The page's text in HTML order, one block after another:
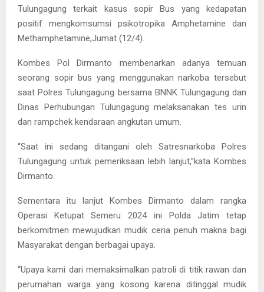
Tulungagung terkait kasus sopir Bus yang kedapatan
positif mengkomsumsi psikotropika Amphetamine dan
Methamphetamine,Jumat (12/4).
Kombes Pol Dirmanto membenarkan adanya temuan
seorang sopir bus yang menggunakan narkoba tersebut
saat Polres Tulungagung bersama BNNK Tulungagung dan
Dinas Perhubungan Tulungagung melaksanakan tes urin
dan rampchek kendaraan angkutan umum.
“Saat ini sedang ditangani oleh Satresnarkoba Polres
Tulungagung untuk pemeriksaan lebih lanjut,”kata Kombes
Dirmanto.
Sementara itu lanjut Kombes Dirmanto dalam rangka
Operasi Ketupat Semeru 2024 ini Polda Jatim tetap
berkomitmen mewujudkan mudik ceria penuh makna bagi
Masyarakat dengan berbagai upaya.
“Upaya kami dari memaksimalkan patroli di titik rawan dan
perumahan warga yang kosong karena ditinggal mudik